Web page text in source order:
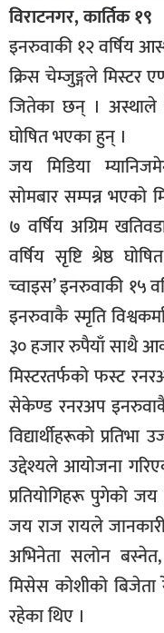
विराटनगर, कार्तिक १९
इनरुवाकी १२ वर्षिय
क्रिस चेम्जुङ्गले मिस्टर
जितेका छन् । अस्थाले
घोषित भएका हुन् ।
जय मिडिया
सोमबार सम्पन्न भएको
७ वर्षिय अग्रिम
वर्षिय सृष्टि श्रेष्ठ
च्वाइस’ इनरुवाकी १५
इनरुवाकै स्मृति
३० हजार रुपैयाँ साथै
मिस्टरतर्फको फस्ट
सेकेण्ड रनरअप
विद्यार्थीहरूको
उद्देश्यले आयोजना
प्रतियोगिहरू पुगेको जय
जय राज रायले जानकारी
अभिनेता सलोन
मिसेस कोशीको बिजेता
रहेका थिए ।